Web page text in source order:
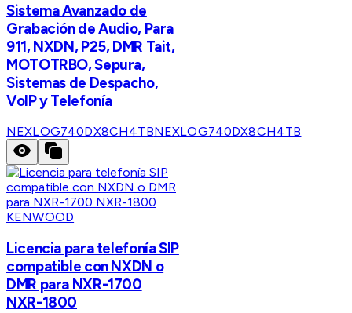
Sistema Avanzado de
Grabación de Audio, Para
911, NXDN, P25, DMR Tait,
MOTOTRBO, Sepura,
Sistemas de Despacho,
VoIP y Telefonía
NEXLOG740DX8CH4TBNEXLOG740DX8CH4TB
KENWOOD
Licencia para telefonía SIP
compatible con NXDN o
DMR para NXR-1700
NXR-1800